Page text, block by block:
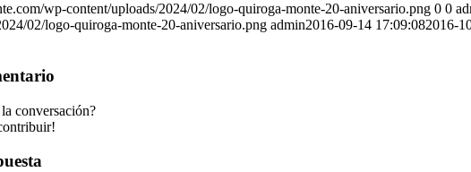
wp-content/uploads/2024/02/logo-quiroga-monte-20-aniversario.png 0 0
02/logo-quiroga-monte-20-aniversario.png admin2016-09-14 17:09:082016-
conversación?